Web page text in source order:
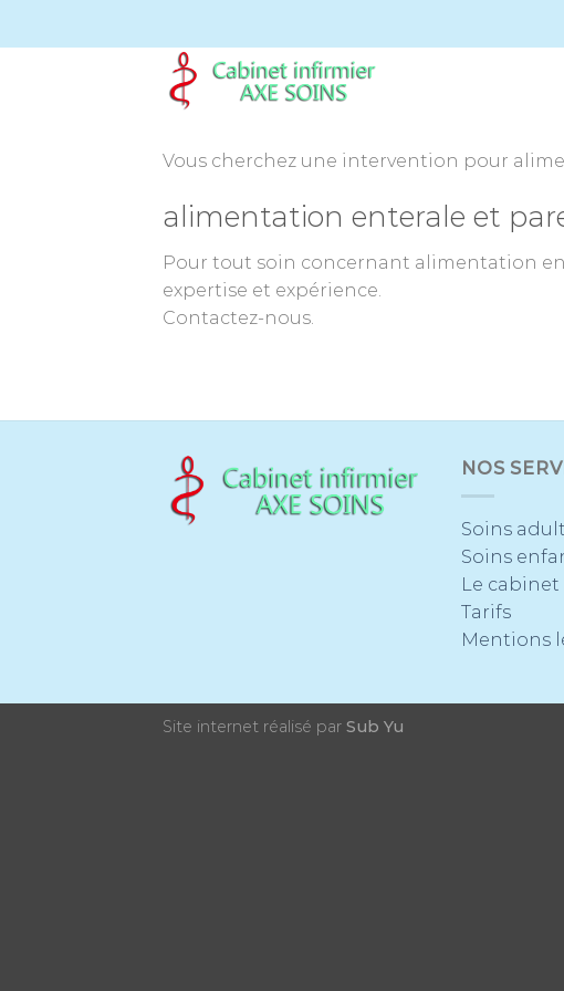
Vous cherchez une intervention pour
alimentation enterale et
Pour tout soin concernant alimentation
expertise et expérience.
Contactez-nous.
NOS
Soins
Soins
Le cabinet
Tarifs
Mentions
Site internet réalisé par Sub Yu